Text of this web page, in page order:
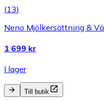
(13)
Neno Mjölkersättning &
1 699 kr
I lager
Till butik